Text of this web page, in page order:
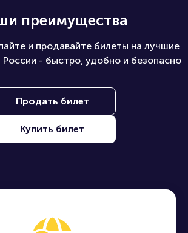
преимущества
и продавайте билеты на лучшие
России - быстро, удобно и безопасно
Продать билет
Купить билет